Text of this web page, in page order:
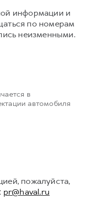
информации и
по номерам
неизменными.
в
автомобиля
пожалуйста,
pr@haval.ru